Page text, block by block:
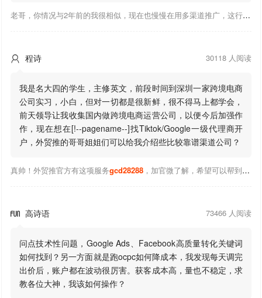
老哥，你情况与2年前的我很相似，现在也慢慢在用多渠道推广，这行有钱景，你有基础上手会比较快，不必担心。至于Google还是Facebook哪好上手，我是Google广告入手，现在迷上外贸推关注大神们的营销推广干货。有空你也可多泡下这站，真能学到不少东西；希望可以帮到你！
 程诗 30118 人阅读
我是名大四的学生，主修英文，前段时间到深圳一家跨境电商
公司实习，小白，但对一切都是很新鲜，很不得马上都学会，
前天领导让我收集国内做跨境电商运营公司，以便今后加强作
作，现在想在[!--pagename--]找Tiktok/Google一级代理商开
户，外贸推的哥哥姐姐们可以给我介绍些比较靠谱渠道公司？
真帅！外贸推官方有这项服务gcd28288，加官微了解，希望可以帮到你！
 高诗语 73466 人阅读
问点技术性问题，Google Ads、Facebook高质量转化关键词
如何找到？另一方面就是跑ocpc如何降成本，我发现每天调完
出价后，账户都在波动很厉害。获客成本高，量也不稳定，求
教各位大神，我该如何操作？